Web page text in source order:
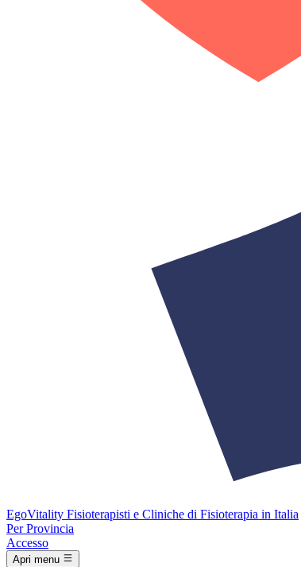
EgoVitality Fisioterapisti e Cliniche di Fisioterapia in Italia
Per Provincia
Accesso
Apri menu